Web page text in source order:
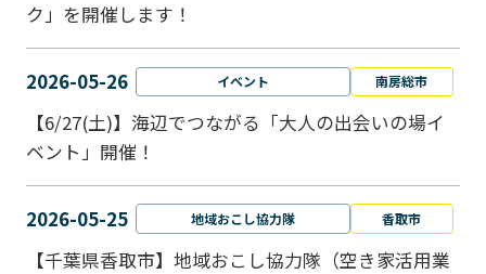
ク」を開催します！
2026-05-26 イベント 南房総市
【6/27(土)】海辺でつながる「大人の出会いの場イ
ベント」開催！
2026-05-25 地域おこし協力隊 香取市
【千葉県香取市】地域おこし協力隊（空き家活用業